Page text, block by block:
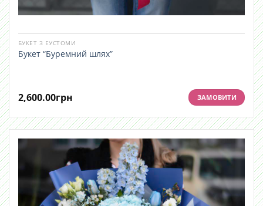
БУКЕТ З ЕУСТОМИ
Букет “Буремний шлях”
2,600.00грн ЗАМОВИТИ